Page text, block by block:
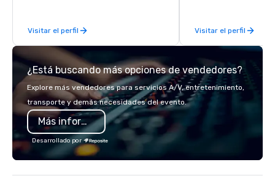
late model luxury vehicles to the
highly experienced and professional
team of chauffeurs and support staff;
you will know quality when you travel
with La Costa Limousine.
Visitar el perfil Visitar el perfil
¿Está buscando más opciones de vendedores?
Explore más vendedores para servicios A/V, entretenimiento,
transporte y demás necesidades del evento.
Más información
Desarrollado por